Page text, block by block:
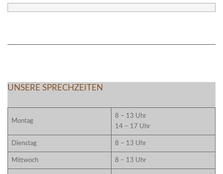
UNSERE SPRECHZEITEN
Montag
8 – 13 Uhr
14 – 17 Uhr
Dienstag 8 – 13 Uhr
Mittwoch 8 – 13 Uhr